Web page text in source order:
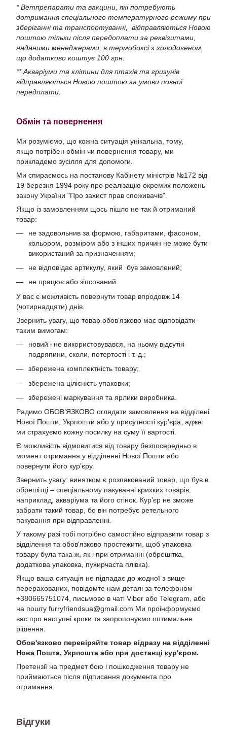
* Ветпрепарати та вакцини, які потребують
дотримання спеціального температурного режиму при
зберіганні та транспортуванні, відправляються Новою
поштою тільки після передоплати за реквізитами,
наданими менеджерами, в термобоксі з холодогеном,
що додатково коштує 100 грн.
** Акваріуми та клітини для птахів та гризунів
відправляються Новою поштою за умови повної
передплати.
Обмін та повернення
Ми розуміємо, що кожна ситуація унікальна, тому,
якщо потрібен обмін чи повернення товару, ми
прикладемо зусілля для допомоги.
Ми спираємось на постанову Кабінету міністрів №172 від
19 березня 1994 року про реалізацію окремих положень
закону України "Про захист прав споживачів".
Якщо із замовленням щось пішло не так й отриманий
товар:
не задовольнив за формою, габаритами, фасоном,
кольором, розміром або з інших причин не може бути
використаний за призначенням;
не відповідає артикулу, який був замовлений;
не працює або зіпсований.
У вас є можливість повернути товар впродовж 14
(чотирнадцяти) днів.
Звернить увагу, що товар обов’язково має відповідати
таким вимогам:
новий і не використовувався, на ньому відсутні
подряпини, сколи, потертості і т. д.;
збережена комплектність товару;
збережена цілісність упаковки;
збережені маркування та ярлики виробника.
Радимо ОБОВ’ЯЗКОВО оглядати замовлення на відділені
Нової Пошти, Укрпошти або у присутності кур’єра, адже
ми страхуємо кожну посилку на суму її вартості.
Є можливість відмовитися від товару безпосередньо в
момент отримання у відділенні Нової Пошти або
повернути його кур’єру.
Звернить увагу: винятком є розпакований товар, що був в
обрешітці – спеціальному пакуванні крихких товарів,
наприклад, акваріума та його стінок. Кур’єр не зможе
забрати такий товар, бо він потребує ретельного
пакування при відправленні.
У такому разі тобі потрібно самостійно відправити товар з
відділення та обов'язково простежити, щоб упаковка
товару була така ж, як і при отриманні (обрешітка,
додаткова упаковка, пухирчаста плівка).
Якщо ваша ситуація не підпадає до жодної з вище
перерахованих, повідомте нам деталі за телефоном
+380665751074, письмово в чаті Viber або Telegram, або
на пошту furryfriendsua@gmail.com Ми проінформуємо
вас про наступні кроки та запропонуємо оптимальне
рішення.
Обов'язково перевіряйте товар відразу на відділенні
Нова Пошта, Укрпошта або при доставці кур'єром.
Претензії на предмет бою і пошкодження товару не
приймаються після підписання документа про
отримання.
Відгуки